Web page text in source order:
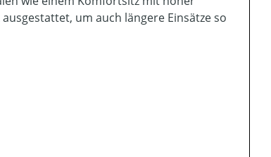
um auch längere Einsätze so